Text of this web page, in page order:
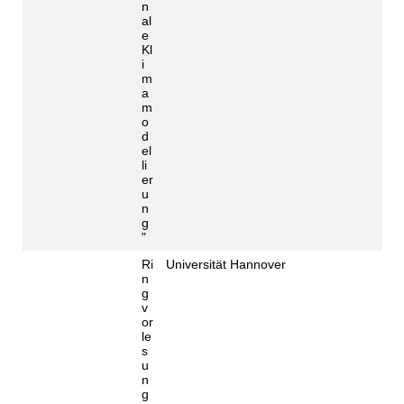
n
al
e
Kl
i
m
a
m
o
d
el
li
er
u
n
g
"
Ri
n
g
v
or
le
s
u
n
g
Universität Hannover